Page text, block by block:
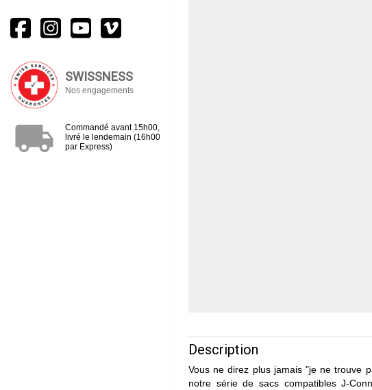
SWISSNESS
Nos engagements
local_shipping
Commandé avant 15h00,
livré le lendemain (16h00
par Express)
Description
Vous ne direz plus jamais "je ne trouve
notre série de sacs compatibles J-